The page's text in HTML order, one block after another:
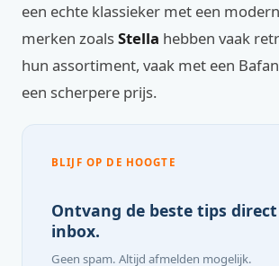
een echte klassieker met een
merken zoalsStella hebben vaak
hun assortiment, vaak met een
een scherpere prijs.
BLIJF OP DE HOOGTE
Ontvang de beste tips
inbox.
Geen spam. Altijd afmelden mogelijk.